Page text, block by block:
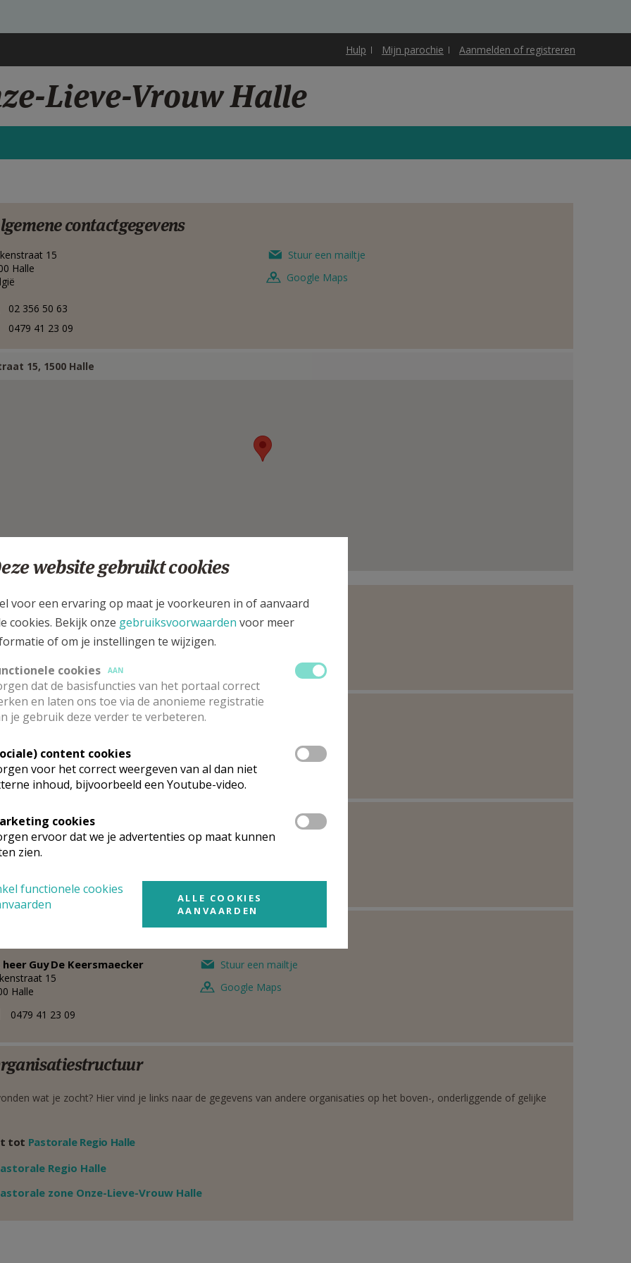
Hulp Mijn parochie Aanmelden of registreren
Lieve-Vrouw Halle
contactgegevens
15
Halle
02 356 50 63
0479 41 23 09
Stuur een mailtje
Google Maps
15, 1500 Halle
heerKoenDesmecht
priester
heer Walter Van Goubergen
0494 41 12 91
Stuur een mailtje
werker
heerAndré
heerGuyDe Keersmaecker
15
Halle
0479 41 23 09
Stuur een mailtje
Google Maps
wat je zocht? Hier vind je links naar de gegevens van andere organisaties op het boven-, onderliggende of gelijke
tot Pastorale Regio Halle
Regio Halle
zone Onze-Lieve-Vrouw Halle
website gebruikt cookies
voor een ervaring op maat je voorkeuren in of aanvaard
cookies. Bekijk onze gebruiksvoorwaarden voor meer
of om je instellingen te wijzigen.
cookies
AAN
dat de basisfuncties van het portaal correct
en laten ons toe via de anonieme registratie
je gebruik deze verder te verbeteren.
content cookies
voor het correct weergeven van al dan niet
inhoud, bijvoorbeeld een Youtube-video.
cookies
ervoor dat we je advertenties op maat kunnen
zien.
functionele cookies
ALLE COOKIES
AANVAARDEN